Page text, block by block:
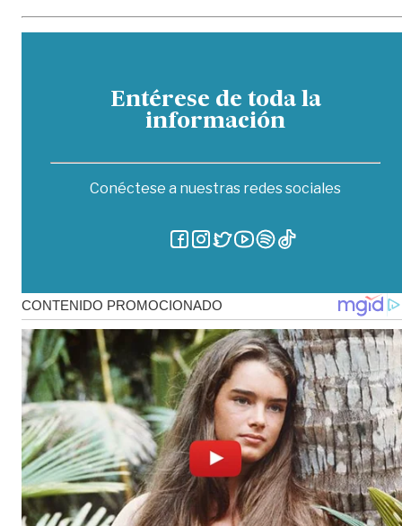
Entérese de toda la
información
Conéctese a nuestras redes sociales